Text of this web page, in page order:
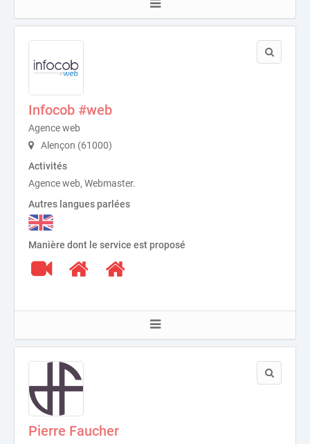
Infocob #web
Agence web
Alençon (61000)
Activités
Agence web, Webmaster.
Autres langues parlées
Manière dont le service est proposé
Pierre Faucher